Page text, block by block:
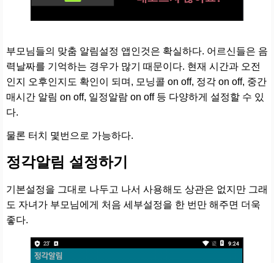
부모님들의 맞춤 알림설정 앱인것은 확실하다. 어르신들은 음
력날짜를 기억하는 경우가 많기 때문이다. 현재 시간과 오전
인지 오후인지도 확인이 되며, 모닝콜 on off, 정각 on off, 중간
매시간 알림 on off, 일정알람 on off 등 다양하게 설정할 수 있
다.
물론 터치 몇번으로 가능하다.
정각알림 설정하기
기본설정을 그대로 나두고 나서 사용해도 상관은 없지만 그래
도 자녀가 부모님에게 처음 세부설정을 한 번만 해주면 더욱
좋다.